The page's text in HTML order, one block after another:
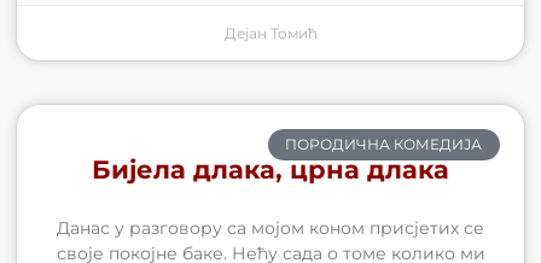
Дејан Томић
ПОРОДИЧНА КОМЕДИЈА
Бијела длака, црна длака
Данас у разговору са мојом коном присјетих се
своје покојне баке. Нећу сада о томе колико ми